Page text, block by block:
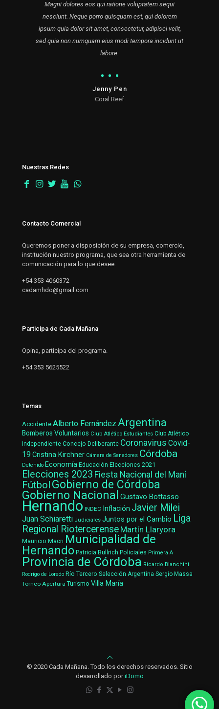
Magni dolores eos qui ratione voluptatem sequi
nesciunt. Neque porro quisquam est, qui dolorem
ipsum quia dolor sit amet, consectetur, adipisci velit,
sed quia non numquam eius modi tempora incidunt ut
labore.
Jenny Pen
Coral Reef
Nuestras Redes
Contacto Comercial
Queremos poner a disposición de su empresa, comercio,
institución nuestro programa, que sea otra herramienta de
comunicación para lo que desee.
+54 353 4060372
cadamhdo@gmail.com
Participa de Cada Mañana
Opina, participa del programa.
+54 353 5625522
Temas
AccidenteAlberto Fernández Argentina
Bomberos Voluntarios Club Atlético Estudiantes Club Atlético
Independiente Concejo Deliberante Coronavirus Covid-
19 Cristina Kirchner Cámara de Senadores Córdoba
Detenido Economía Educación Elecciones 2021
Elecciones 2023 Fiesta Nacional del Maní
Fútbol Gobierno de Córdoba
Gobierno Nacional Gustavo Bottasso
Hernando INDEC Inflación Javier Milei
Juan Schiaretti Judiciales Juntos por el Cambio Liga
Regional Riotercerense Martín Llaryora
Mauricio Macri Municipalidad de
Hernando Patricia Bullrich Policiales Primera A
Provincia de Córdoba Ricardo Bianchini
Rodrigo de Loredo Río Tercero Selección Argentina Sergio Massa
Torneo Apertura Turismo Villa María
© 2020 Cada Mañana. Todo los derechos reservados. Sitio
desarrollado poriDomo